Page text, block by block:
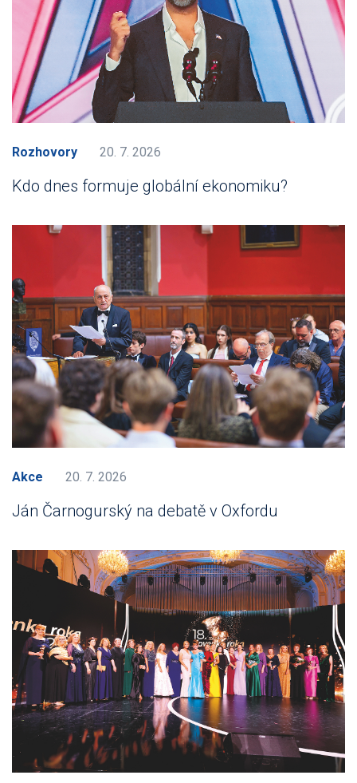
Rozhovory 20. 7. 2026
Kdo dnes formuje globální ekonomiku?
Akce 20. 7. 2026
Ján Čarnogurský na debatě v Oxfordu